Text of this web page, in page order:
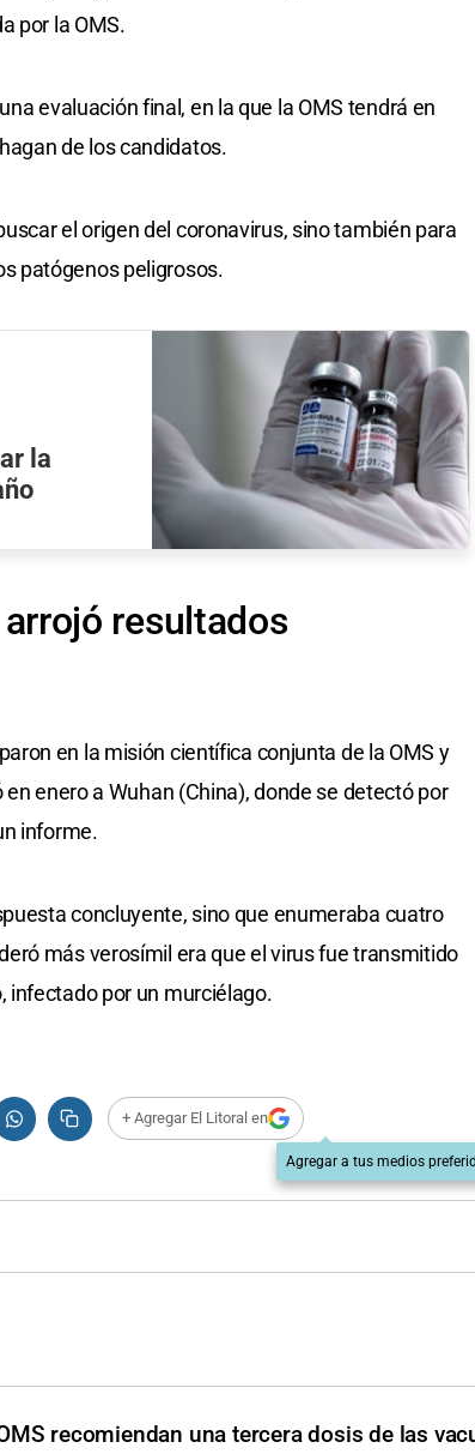
por la OMS.
evaluación final, en la que la OMS tendrá en
de los candidatos.
el origen del coronavirus, sino también para
patógenos peligrosos.
la
resultados
en la misión científica conjunta de la OMS y
enero a Wuhan (China), donde se detectó por
informe.
concluyente, sino que enumeraba cuatro
más verosímil era que el virus fue transmitido
infectado por un murciélago.
+ Agregar El Litoral en
Agregar a tus medios
recomiendan una tercera dosis de las